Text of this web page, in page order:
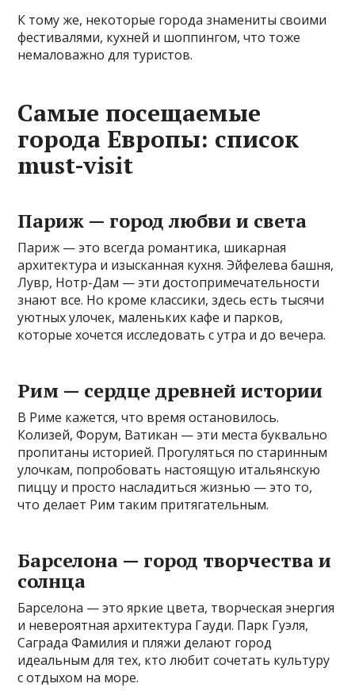
К тому же, некоторые города знамениты своими
фестивалями, кухней и шоппингом, что тоже
немаловажно для туристов.
Самые посещаемые
города Европы: список
must-visit
Париж — город любви и света
Париж — это всегда романтика, шикарная
архитектура и изысканная кухня. Эйфелева башня,
Лувр, Нотр-Дам — эти достопримечательности
знают все. Но кроме классики, здесь есть тысячи
уютных улочек, маленьких кафе и парков,
которые хочется исследовать с утра и до вечера.
Рим — сердце древней истории
В Риме кажется, что время остановилось.
Колизей, Форум, Ватикан — эти места буквально
пропитаны историей. Прогуляться по старинным
улочкам, попробовать настоящую итальянскую
пиццу и просто насладиться жизнью — это то,
что делает Рим таким притягательным.
Барселона — город творчества и
солнца
Барселона — это яркие цвета, творческая энергия
и невероятная архитектура Гауди. Парк Гуэля,
Саграда Фамилия и пляжи делают город
идеальным для тех, кто любит сочетать культуру
с отдыхом на море.